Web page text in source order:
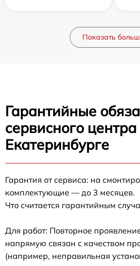
Показать
Гарантийные
сервисного центра
Екатеринбурге
Гарантия от сервиса: на
комплектующие — до 3 месяцев.
Что считается гарантийным
Для работ: Повторное
напрямую связан с качеством
(например, неправильная